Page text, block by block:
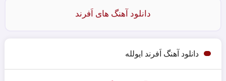
دانلود آهنگ های اَفرند
دانلود آهنگ اَفرند ایولله